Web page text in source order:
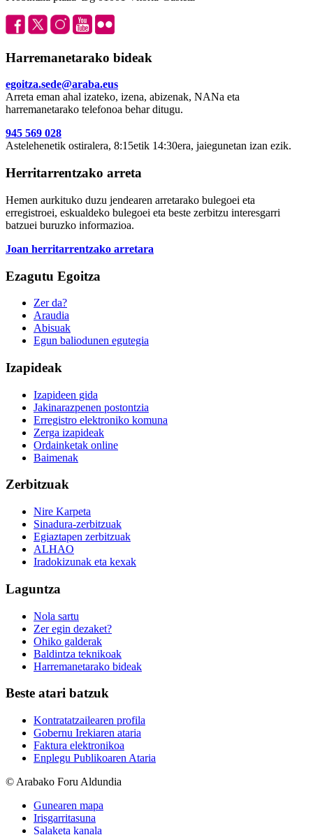
Harremanetarako bideak
egoitza.sede@araba.eus
Arreta eman ahal izateko, izena, abizenak, NANa eta
harremanetarako telefonoa behar ditugu.
945 569 028
Astelehenetik ostiralera, 8:15etik 14:30era, jaiegunetan izan ezik.
Herritarrentzako arreta
Hemen aurkituko duzu jendearen arretarako bulegoei eta
erregistroei, eskualdeko bulegoei eta beste zerbitzu interesgarri
batzuei buruzko informazioa.
Joan herritarrentzako arretara
Ezagutu Egoitza
Zer da?
Araudia
Abisuak
Egun baliodunen egutegia
Izapideak
Izapideen gida
Jakinarazpenen postontzia
Erregistro elektroniko komuna
Zerga izapideak
Ordainketak online
Baimenak
Zerbitzuak
Nire Karpeta
Sinadura-zerbitzuak
Egiaztapen zerbitzuak
ALHAO
Iradokizunak eta kexak
Laguntza
Nola sartu
Zer egin dezaket?
Ohiko galderak
Baldintza teknikoak
Harremanetarako bideak
Beste atari batzuk
Kontratatzailearen profila
Gobernu Irekiaren ataria
Faktura elektronikoa
Enplegu Publikoaren Ataria
© Arabako Foru Aldundia
Gunearen mapa
Irisgarritasuna
Salaketa kanala